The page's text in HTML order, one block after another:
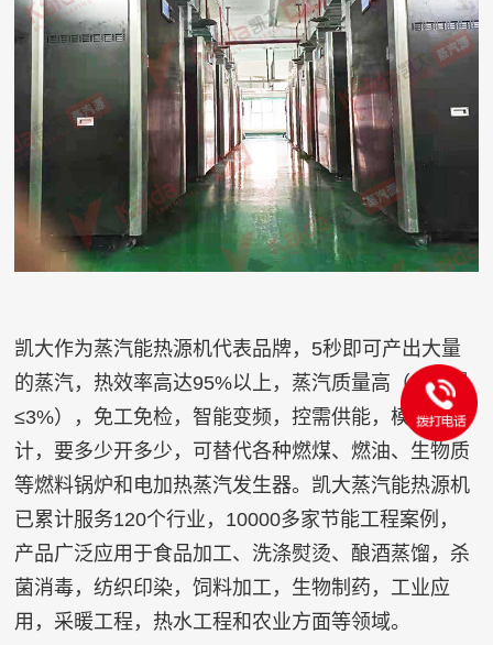
凯大作为蒸汽能热源机代表品牌，5秒即可产出大量
的蒸汽，热效率高达95%以上，蒸汽质量高（含水量
≤3%），免工免检，智能变频，控需供能，模块设
计，要多少开多少，可替代各种燃煤、燃油、生物质
等燃料锅炉和电加热蒸汽发生器。 凯大蒸汽能热源机
已累计服务120个行业，10000多家节能工程案例，
产品广泛应用于食品加工、洗涤熨烫、酿酒蒸馏，杀
菌消毒，纺织印染，饲料加工，生物制药，工业应
用，采暖工程，热水工程和农业方面等领域。